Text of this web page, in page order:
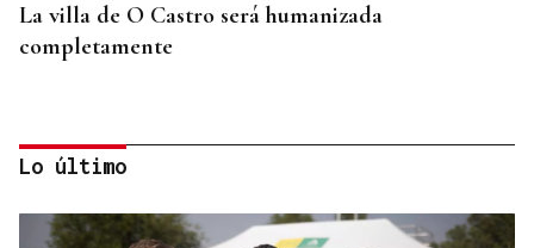
La villa de O Castro será humanizada
completamente
Lo último